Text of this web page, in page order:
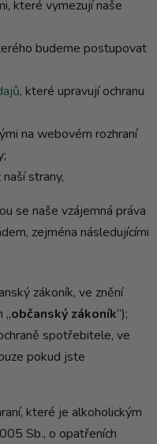
které vymezují naše
budeme postupovat
, které upravují ochranu
na webovém rozhraní
strany,
se naše vzájemná práva
zejména následujícími
zákoník, ve znění
„občanský zákoník“);
spotřebitele, ve
pokud jste
které je alkoholickým
Sb., o opatřeních